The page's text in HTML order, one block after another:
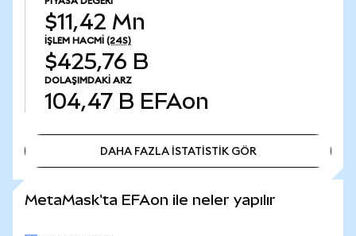
$11,42 Mn
İŞLEM HACMI (24S)
$425,76 B
DOLAŞIMDAKI ARZ
104,47 B EFAon
DAHA FAZLA İSTATİSTİK GÖR
MetaMask'ta EFAon ile neler yapılır